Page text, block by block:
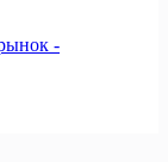
-